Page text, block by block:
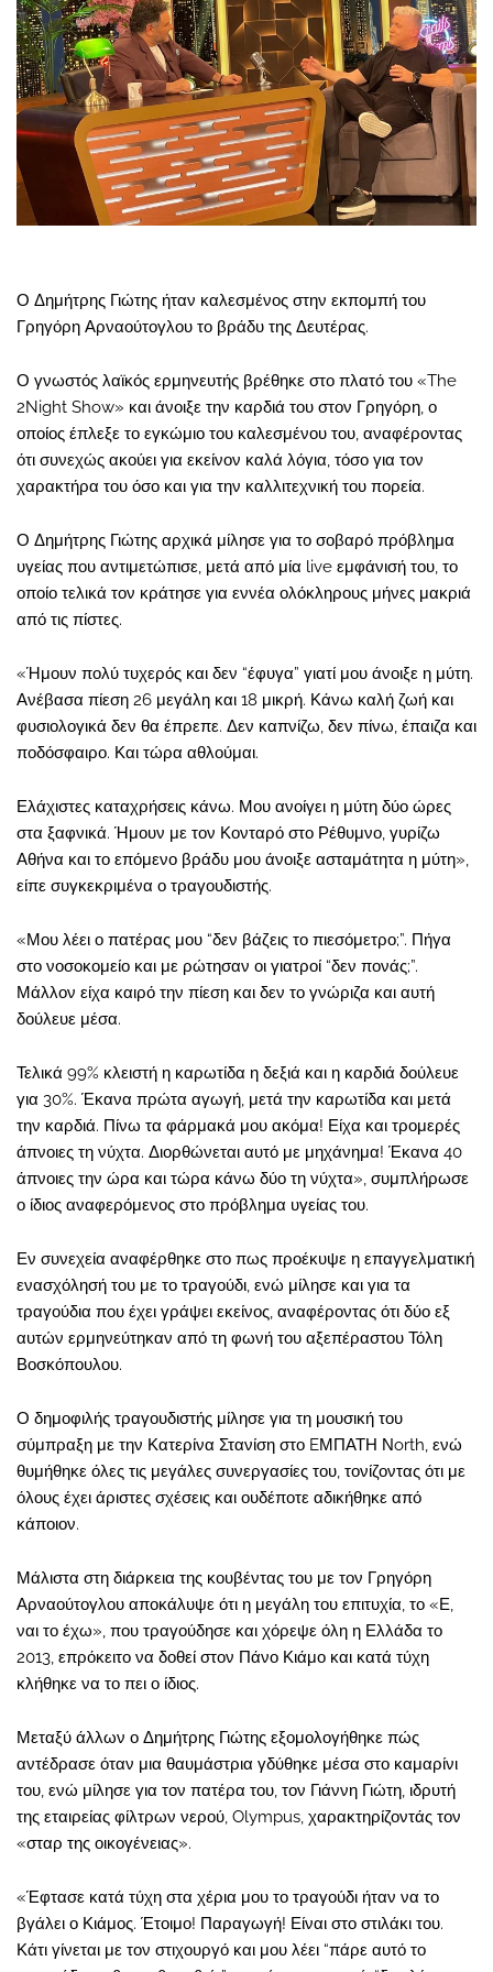
Ο Δημήτρης Γιώτης ήταν καλεσμένος στην εκπομπή του
Γρηγόρη Αρναούτογλου το βράδυ της Δευτέρας.
Ο γνωστός λαϊκός ερμηνευτής βρέθηκε στο πλατό του «The
2Night Show» και άνοιξε την καρδιά του στον Γρηγόρη, ο
οποίος έπλεξε το εγκώμιο του καλεσμένου του, αναφέροντας
ότι συνεχώς ακούει για εκείνον καλά λόγια, τόσο για τον
χαρακτήρα του όσο και για την καλλιτεχνική του πορεία.
Ο Δημήτρης Γιώτης αρχικά μίλησε για το σοβαρό πρόβλημα
υγείας που αντιμετώπισε, μετά από μία live εμφάνισή του, το
οποίο τελικά τον κράτησε για εννέα ολόκληρους μήνες μακριά
από τις πίστες.
«Ήμουν πολύ τυχερός και δεν “έφυγα” γιατί μου άνοιξε η μύτη.
Ανέβασα πίεση 26 μεγάλη και 18 μικρή. Κάνω καλή ζωή και
φυσιολογικά δεν θα έπρεπε. Δεν καπνίζω, δεν πίνω, έπαιζα και
ποδόσφαιρο. Και τώρα αθλούμαι.
Ελάχιστες καταχρήσεις κάνω. Μου ανοίγει η μύτη δύο ώρες
στα ξαφνικά. Ήμουν με τον Κονταρό στο Ρέθυμνο, γυρίζω
Αθήνα και το επόμενο βράδυ μου άνοιξε ασταμάτητα η μύτη»,
είπε συγκεκριμένα ο τραγουδιστής.
«Μου λέει ο πατέρας μου “δεν βάζεις το πιεσόμετρο;”. Πήγα
στο νοσοκομείο και με ρώτησαν οι γιατροί “δεν πονάς;”.
Μάλλον είχα καιρό την πίεση και δεν το γνώριζα και αυτή
δούλευε μέσα.
Τελικά 99% κλειστή η καρωτίδα η δεξιά και η καρδιά δούλευε
για 30%. Έκανα πρώτα αγωγή, μετά την καρωτίδα και μετά
την καρδιά. Πίνω τα φάρμακά μου ακόμα! Είχα και τρομερές
άπνοιες τη νύχτα. Διορθώνεται αυτό με μηχάνημα! Έκανα 40
άπνοιες την ώρα και τώρα κάνω δύο τη νύχτα», συμπλήρωσε
ο ίδιος αναφερόμενος στο πρόβλημα υγείας του.
Εν συνεχεία αναφέρθηκε στο πως προέκυψε η επαγγελματική
ενασχόλησή του με το τραγούδι, ενώ μίλησε και για τα
τραγούδια που έχει γράψει εκείνος, αναφέροντας ότι δύο εξ
αυτών ερμηνεύτηκαν από τη φωνή του αξεπέραστου Τόλη
Βοσκόπουλου.
Ο δημοφιλής τραγουδιστής μίλησε για τη μουσική του
σύμπραξη με την Κατερίνα Στανίση στο EΜΠΑΤΗ Νorth, ενώ
θυμήθηκε όλες τις μεγάλες συνεργασίες του, τονίζοντας ότι με
όλους έχει άριστες σχέσεις και ουδέποτε αδικήθηκε από
κάποιον.
Μάλιστα στη διάρκεια της κουβέντας του με τον Γρηγόρη
Αρναούτογλου αποκάλυψε ότι η μεγάλη του επιτυχία, το «Ε,
ναι το έχω», που τραγούδησε και χόρεψε όλη η Ελλάδα το
2013, επρόκειτο να δοθεί στον Πάνο Κιάμο και κατά τύχη
κλήθηκε να το πει ο ίδιος.
Μεταξύ άλλων ο Δημήτρης Γιώτης εξομολογήθηκε πώς
αντέδρασε όταν μια θαυμάστρια γδύθηκε μέσα στο καμαρίνι
του, ενώ μίλησε για τον πατέρα του, τον Γιάννη Γιώτη, ιδρυτή
της εταιρείας φίλτρων νερού, Olympus, χαρακτηρίζοντάς τον
«σταρ της οικογένειας».
«Έφτασε κατά τύχη στα χέρια μου το τραγούδι ήταν να το
βγάλει ο Κιάμος. Έτοιμο! Παραγωγή! Είναι στο στιλάκι του.
Κάτι γίνεται με τον στιχουργό και μου λέει “πάρε αυτό το